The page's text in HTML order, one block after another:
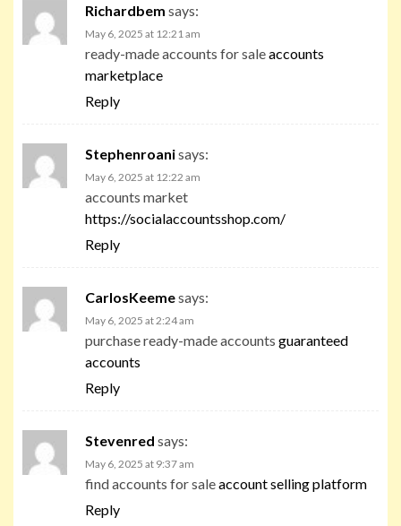
Richardbem says:
May 6, 2025 at 12:21 am
ready-made accounts for saleaccounts
marketplace
Reply
Stephenroanisays:
May 6, 2025 at 12:22 am
accounts market
https://socialaccountsshop.com/
Reply
CarlosKeemesays:
May 6, 2025 at 2:24 am
purchase ready-made accounts guaranteed
accounts
Reply
Stevenred says:
May 6, 2025 at 9:37 am
find accounts for saleaccount selling platform
Reply